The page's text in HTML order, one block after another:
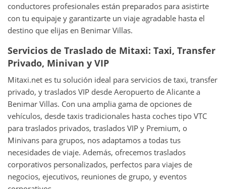
conductores profesionales están preparados para asistirte
con tu equipaje y garantizarte un viaje agradable hasta el
destino que elijas en Benimar Villas.
Servicios de Traslado de Mitaxi: Taxi, Transfer
Privado, Minivan y VIP
Mitaxi.net es tu solución ideal para servicios de taxi, transfer
privado, y traslados VIP desde Aeropuerto de Alicante a
Benimar Villas. Con una amplia gama de opciones de
vehículos, desde taxis tradicionales hasta coches tipo VTC
para traslados privados, traslados VIP y Premium, o
Minivans para grupos, nos adaptamos a todas tus
necesidades de viaje. Además, ofrecemos traslados
corporativos personalizados, perfectos para viajes de
negocios, ejecutivos, reuniones de grupo, y eventos